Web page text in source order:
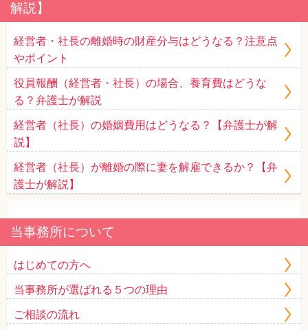
解説】
経営者・社長の離婚時の財産分与はどうなる？注意点
やポイント
役員報酬（経営者・社長）の場合、養育費はどうな
る？弁護士が解説
経営者（社長）の婚姻費用はどうなる？【弁護士が解
説】
経営者（社長）が離婚の際に妻を解雇できるか？【弁
護士が解説】
当事務所について
はじめての方へ
当事務所が選ばれる５つの理由
ご相談の流れ